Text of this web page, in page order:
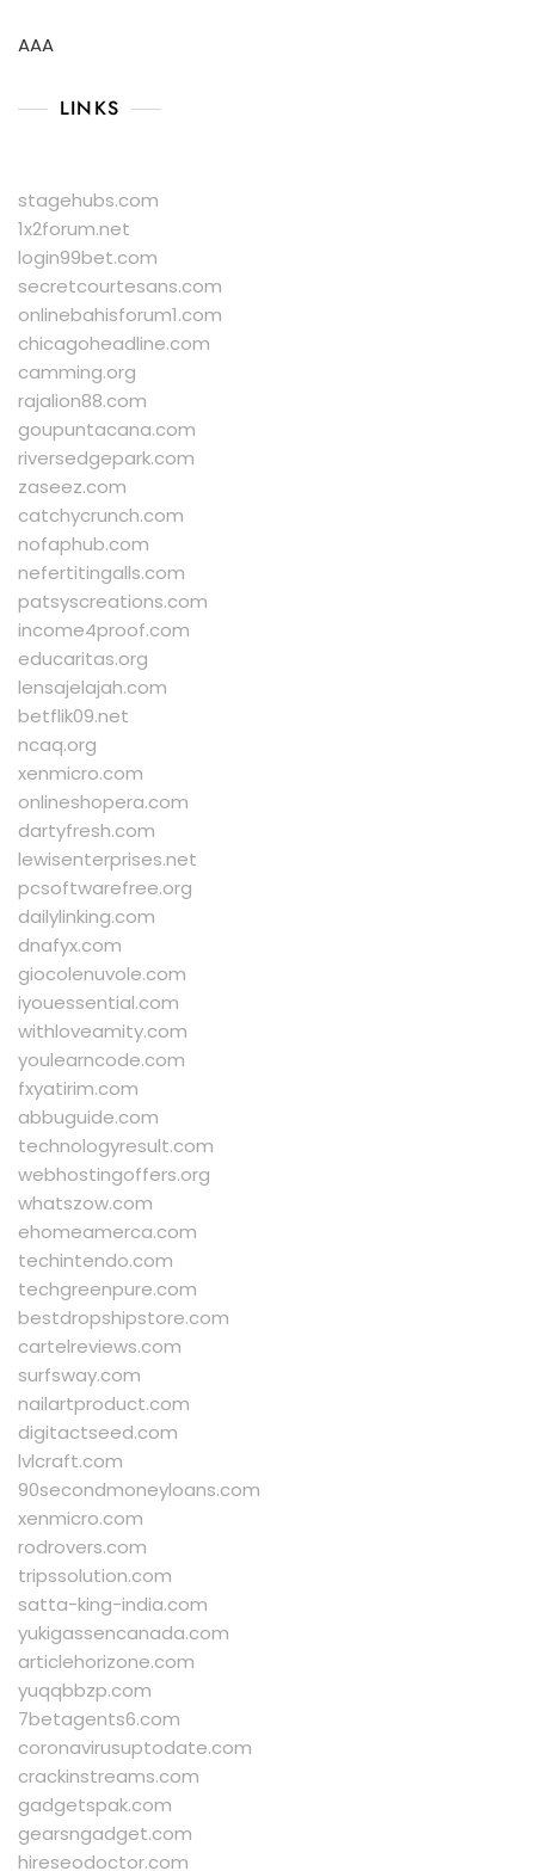
AAA
LINKS
stagehubs.com
1x2forum.net
login99bet.com
secretcourtesans.com
onlinebahisforum1.com
chicagoheadline.com
camming.org
rajalion88.com
goupuntacana.com
riversedgepark.com
zaseez.com
catchycrunch.com
nofaphub.com
nefertitingalls.com
patsyscreations.com
income4proof.com
educaritas.org
lensajelajah.com
betflik09.net
ncaq.org
xenmicro.com
onlineshopera.com
dartyfresh.com
lewisenterprises.net
pcsoftwarefree.org
dailylinking.com
dnafyx.com
giocolenuvole.com
iyouessential.com
withloveamity.com
youlearncode.com
fxyatirim.com
abbuguide.com
technologyresult.com
webhostingoffers.org
whatszow.com
ehomeamerca.com
techintendo.com
techgreenpure.com
bestdropshipstore.com
cartelreviews.com
surfsway.com
nailartproduct.com
digitactseed.com
lvlcraft.com
90secondmoneyloans.com
xenmicro.com
rodrovers.com
tripssolution.com
satta-king-india.com
yukigassencanada.com
articlehorizone.com
yuqqbbzp.com
7betagents6.com
coronavirusuptodate.com
crackinstreams.com
gadgetspak.com
gearsngadget.com
hireseodoctor.com